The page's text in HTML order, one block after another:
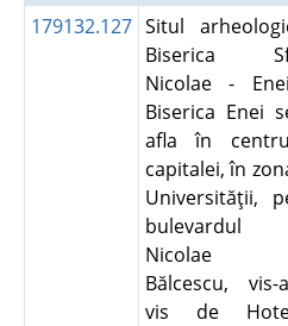
179132.127 Situl
Biserica
Nicolae -
Biserica Enei
afla în
capitalei, în
Universităţii,
bulevardul
Nicolae
Bălcescu, vis-
vis de